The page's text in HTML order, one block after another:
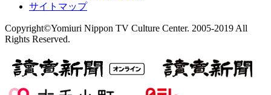
サイトマップ
Copyright©Yomiuri Nippon TV Culture Center. 2005-2019 All
Rights Reserved.